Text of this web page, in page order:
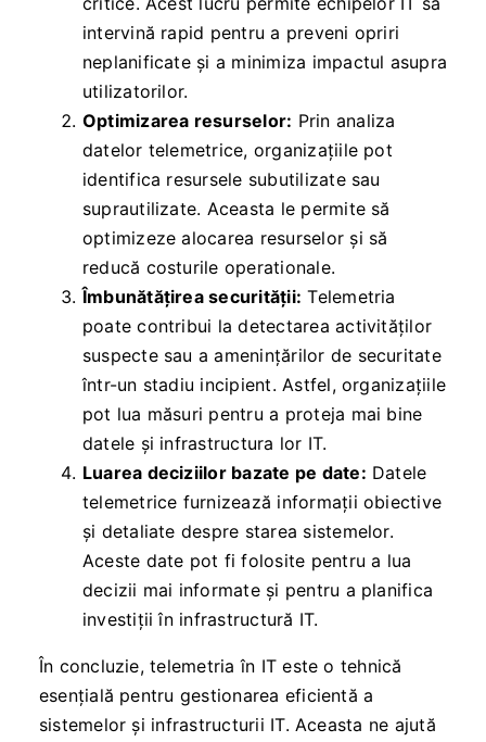
intervină rapid pentru a preveni opriri
neplanificate și a minimiza impactul asupra
utilizatorilor.
Optimizarea resurselor: Prin analiza
datelor telemetrice, organizațiile pot
identifica resursele subutilizate sau
suprautilizate. Aceasta le permite să
optimizeze alocarea resurselor și să
reducă costurile operationale.
Îmbunătățirea securității: Telemetria
poate contribui la detectarea activităților
suspecte sau a amenințărilor de securitate
într-un stadiu incipient. Astfel, organizațiile
pot lua măsuri pentru a proteja mai bine
datele și infrastructura lor IT.
Luarea deciziilor bazate pe date: Datele
telemetrice furnizează informații obiective
și detaliate despre starea sistemelor.
Aceste date pot fi folosite pentru a lua
decizii mai informate și pentru a planifica
investiții în infrastructură IT.
În concluzie, telemetria în IT este o tehnică
esențială pentru gestionarea eficientă a
sistemelor și infrastructurii IT. Aceasta ne ajută